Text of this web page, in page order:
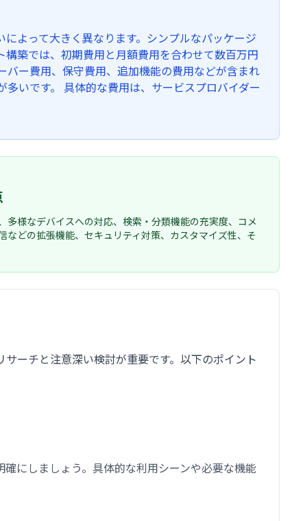
よって大きく異なります。シンプルなパッケージ
築では、初期費用と月額費用を合わせて数百万円
ー費用、保守費用、追加機能の費用などが含まれ
いです。 具体的な費用は、サービスプロバイダー
様なデバイスへの対応、検索・分類機能の充実度、コメ
どの拡張機能、セキュリティ対策、カスタマイズ性、そ
ーチと注意深い検討が重要です。以下のポイント
にしましょう。具体的な利用シーンや必要な機能